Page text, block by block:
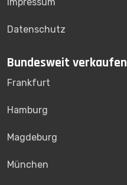
Datenschutz
Bundesweit verkaufen
Frankfurt
Hamburg
Magdeburg
München